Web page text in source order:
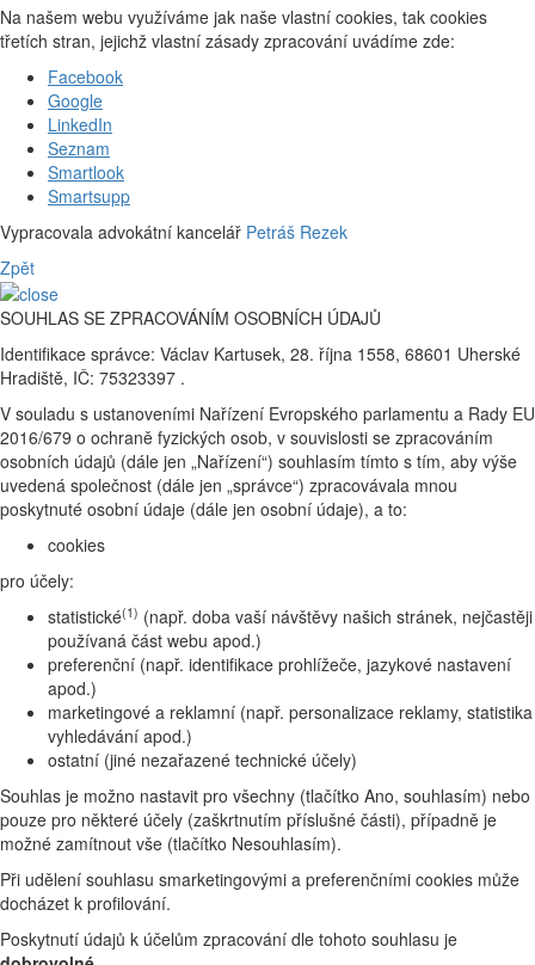
Na našem webu využíváme jak naše vlastní cookies, tak cookies
třetích stran, jejichž vlastní zásady zpracování uvádíme zde:
Facebook
Google
LinkedIn
Seznam
Smartlook
Smartsupp
Vypracovala advokátní kancelář Petráš Rezek
Zpět
SOUHLAS SE ZPRACOVÁNÍM OSOBNÍCH ÚDAJŮ
Identifikace správce: Václav Kartusek, 28. října 1558, 68601 Uherské
Hradiště, IČ: 75323397 .
V souladu s ustanoveními Nařízení Evropského parlamentu a Rady EU
2016/679 o ochraně fyzických osob, v souvislosti se zpracováním
osobních údajů (dále jen „Nařízení“) souhlasím tímto s tím, aby výše
uvedená společnost (dále jen „správce“) zpracovávala mnou
poskytnuté osobní údaje (dále jen osobní údaje), a to:
cookies
pro účely:
statistické(1) (např. doba vaší návštěvy našich stránek, nejčastěji
používaná část webu apod.)
preferenční (např. identifikace prohlížeče, jazykové nastavení
apod.)
marketingové a reklamní (např. personalizace reklamy, statistika
vyhledávání apod.)
ostatní (jiné nezařazené technické účely)
Souhlas je možno nastavit pro všechny (tlačítko Ano, souhlasím) nebo
pouze pro některé účely (zaškrtnutím příslušné části), případně je
možné zamítnout vše (tlačítko Nesouhlasím).
Při udělení souhlasu smarketingovými a preferenčními cookies může
docházet k profilování.
Poskytnutí údajů k účelům zpracování dle tohoto souhlasu je